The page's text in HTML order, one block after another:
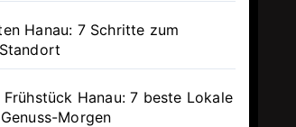
Hanau: 7 Schritte zum
Frühstück Hanau: 7 beste Lokale
Morgen